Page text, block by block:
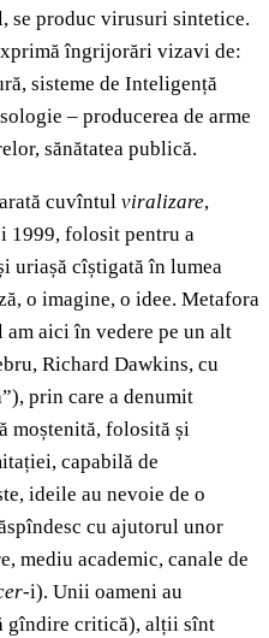
se produc virusuri sintetice.
îngrijorări vizavi de:
sisteme de Inteligență
– producerea de arme
sănătatea publică.
cuvîntul viralizare,
1999, folosit pentru a
uriașă cîștigată în lumea
o imagine, o idee. Metafora
aici în vedere pe un alt
Richard Dawkins, cu
prin care a denumit
moștenită, folosită și
capabilă de
ideile au nevoie de o
cu ajutorul unor
mediu academic, canale de
-i). Unii oameni au
gîndire critică), alții sînt